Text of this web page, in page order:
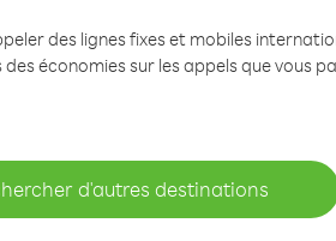
des lignes fixes et mobiles
économies sur les appels que vous
d'autres destinations